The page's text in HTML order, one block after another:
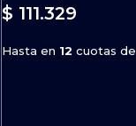
$ 111.329
Hasta en 12 cuotas de